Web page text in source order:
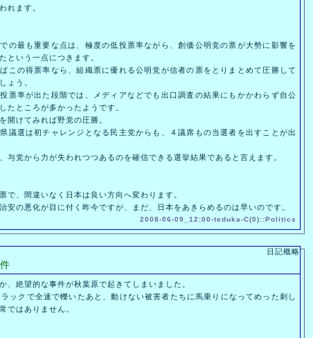
れます。
の最も重要な点は、極度の低投票率ながら、創価公明党の票が大勢に影響を
という一点につきます。
この得票率なら、組織票に優れる公明党が信者の票をとりまとめて圧勝して
ょう。
票率が出た段階では、メディアなどでも出口調査の結果にもかかわらず自公
たところが多かったようです。
開けてみれば野党の圧勝。
議選は初チャレンジとなる民主党からも、４議席もの当選者を出すことが出
与党から力が失われつつあるのを確信できる選挙結果であると言えます。
で、間違いなく日本は良い方向へ変わります。
安の悪化が目に付く昨今ですが、まだ、日本をあきらめるのは早いのです。
2008-06-09_12:00-teduka-C(0)::Politics
日記概略
、絶望的な事件が秋葉原で起きてしまいました。
ックで全速で轢いたあと、動けない被害者たちに馬乗りになってめった刺し
ではありません。